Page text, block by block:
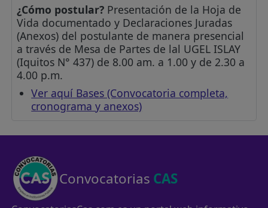
¿Cómo postular? Presentación de la Hoja de
Vida documentado y Declaraciones Juradas
(Anexos) del postulante de manera presencial
a través de Mesa de Partes de lal UGEL ISLAY
(Iquitos N° 437) de 8.00 am. a 1.00 y de 2.30 a
4.00 p.m.
Ver aquí Bases (Convocatoria completa,
cronograma y anexos)
Convocatorias CAS